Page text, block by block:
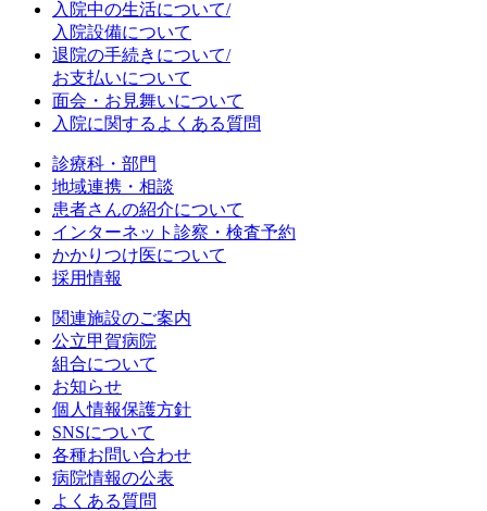
入院中の生活について/
入院設備について
退院の手続きについて/
お支払いについて
面会・お見舞いについて
入院に関するよくある質問
診療科・部門
地域連携・相談
患者さんの紹介について
インターネット診察・検査予約
かかりつけ医について
採用情報
関連施設のご案内
公立甲賀病院
組合について
お知らせ
個人情報保護方針
SNSについて
各種お問い合わせ
病院情報の公表
よくある質問